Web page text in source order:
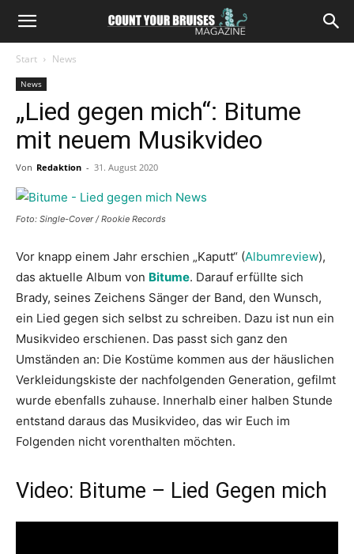
Start News
News
„Lied gegen mich“: Bitume
mit neuem Musikvideo
Von Redaktion - 31. August 2020
Foto: Single-Cover / Rookie Records
Vor knapp einem Jahr erschien „Kaputt“ (Albumreview),
das aktuelle Album von Bitume. Darauf erfüllte sich
Brady, seines Zeichens Sänger der Band, den Wunsch,
ein Lied gegen sich selbst zu schreiben. Dazu ist nun ein
Musikvideo erschienen. Das passt sich ganz den
Umständen an: Die Kostüme kommen aus der häuslichen
Verkleidungskiste der nachfolgenden Generation, gefilmt
wurde ebenfalls zuhause. Innerhalb einer halben Stunde
entstand daraus das Musikvideo, das wir Euch im
Folgenden nicht vorenthalten möchten.
Video: Bitume – Lied Gegen mich